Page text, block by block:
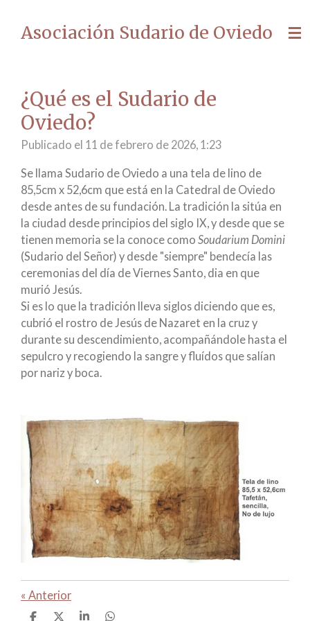
Asociación Sudario de Oviedo
¿Qué es el Sudario de
Oviedo?
Publicado el 11 de febrero de 2026, 1:23
Se llama Sudario de Oviedo a una tela de lino de
85,5cm x 52,6cm que está en la Catedral de Oviedo
desde antes de su fundación. La tradición la sitúa en
la ciudad desde principios del siglo IX, y desde que se
tienen memoria se la conoce como Soudarium Domini
(Sudario del Señor) y desde "siempre" bendecía las
ceremonias del día de Viernes Santo, dia en que
murió Jesús.
Si es lo que la tradición lleva siglos diciendo que es,
cubrió el rostro de Jesús de Nazaret en la cruz y
durante su descendimiento, acompañándole hasta el
sepulcro y recogiendo la sangre y fluídos que salían
por nariz y boca.
« Anterior